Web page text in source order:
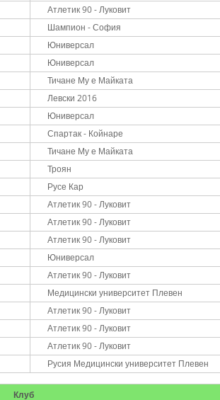
Атлетик 90 - Луковит
Шампион - София
Юниверсал
Юниверсал
Тичане Му е Майката
Левски 2016
Юниверсал
Спартак - Койнаре
Тичане Му е Майката
Троян
Русе Кар
Атлетик 90 - Луковит
Атлетик 90 - Луковит
Атлетик 90 - Луковит
Юниверсал
Атлетик 90 - Луковит
Медицински университет Плевен
Атлетик 90 - Луковит
Атлетик 90 - Луковит
Атлетик 90 - Луковит
Русия Медицински университет Плевен
Клуб